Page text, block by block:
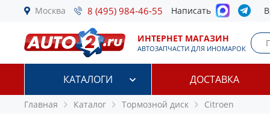
Москва 8 (495) 984-46-55 Написать
ИНТЕРНЕТ МАГАЗИН
АВТОЗАПЧАСТИ ДЛЯ ИНОМАРОК
КАТАЛОГИ ДОСТАВКА
Главная Каталог Тормозной диск Citroen